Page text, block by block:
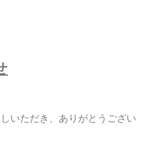
いただき、ありがとうござい